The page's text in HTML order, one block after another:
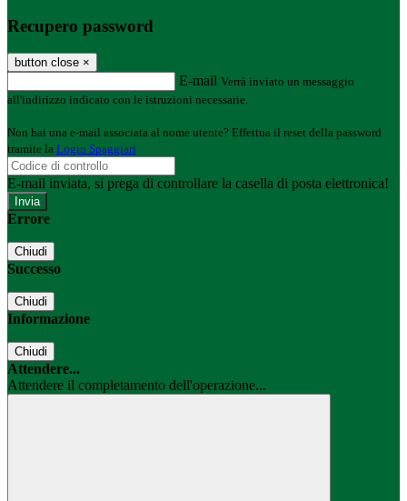
Recupero password
button close ×
E-mail Verrà inviato un messaggio
all'indirizzo indicato con le istruzioni necessarie.
Non hai una e-mail associata al nome utente? Effettua il reset della password
tramite la Login Spaggiari
E-mail inviata, si prega di controllare la casella di posta elettronica!
Errore
Chiudi
Successo
Chiudi
Informazione
Chiudi
Attendere...
Attendere il completamento dell'operazione...